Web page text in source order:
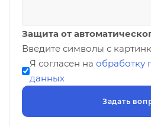
Защита от
Введите символы с
Я согласен на обработку
данных